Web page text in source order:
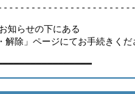
知らせの下にある
解除」ページにてお手続き